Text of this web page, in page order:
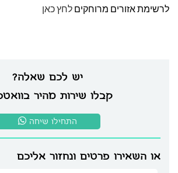
יש לכם שאלה?
קבלו שירות מהיר
התחילו שיחה
או השאירו פרטים ונחזור אליכם
לרשימת אזורים מרוחקים לחץ כאן